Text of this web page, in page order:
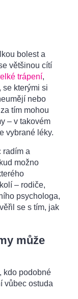
bolest a
většinou cítí
trápení,
se kterými si
nebo
tím mohou
– v takovém
vybrané léky.
radím a
možno
– rodiče,
psychologa,
se s tím, jak
může
kdo podobné
vůbec ostuda